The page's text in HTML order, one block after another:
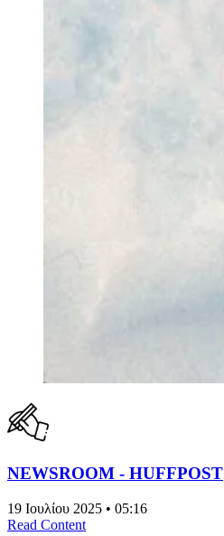
NEWSROOM - HUFFPOST
19 Ιουλίου 2025 • 05:16
Read Content